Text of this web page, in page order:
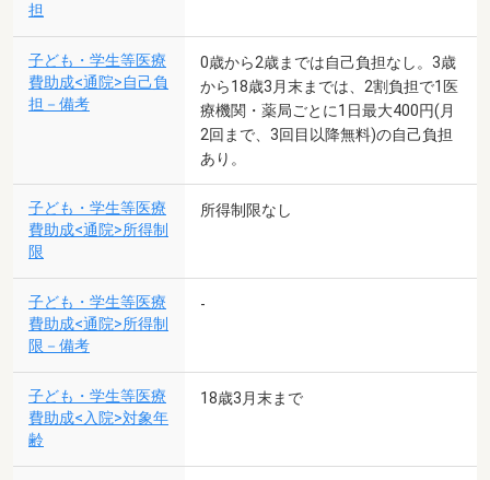
担
子ども・学生等医療
費助成<通院>自己負
担－備考
0歳から2歳までは自己負担なし。3歳
から18歳3月末までは、2割負担で1医
療機関・薬局ごとに1日最大400円(月
2回まで、3回目以降無料)の自己負担
あり。
子ども・学生等医療
費助成<通院>所得制
限
所得制限なし
子ども・学生等医療
費助成<通院>所得制
限－備考
-
子ども・学生等医療
費助成<入院>対象年
齢
18歳3月末まで